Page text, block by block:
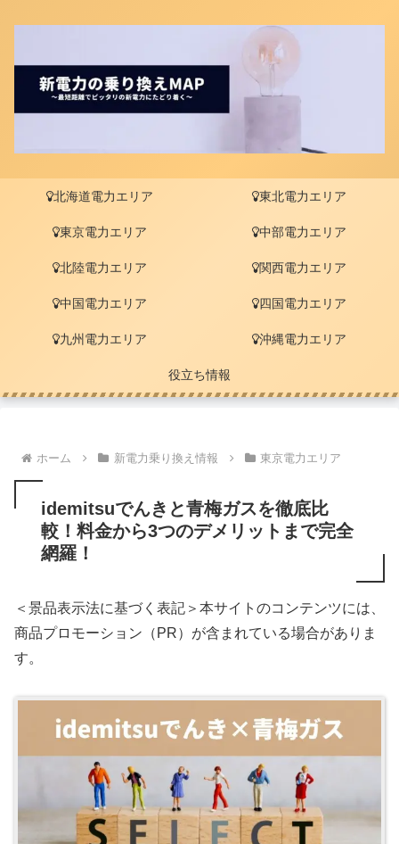
北海道電力エリア 東北電力エリア
東京電力エリア 中部電力エリア
北陸電力エリア 関西電力エリア
中国電力エリア 四国電力エリア
九州電力エリア 沖縄電力エリア
役立ち情報
ホーム 新電力乗り換え情報 東京電力エリア
idemitsuでんきと青梅ガスを徹底比
較！料金から3つのデメリットまで完全
網羅！
＜景品表示法に基づく表記＞本サイトのコンテンツには、
商品プロモーション（PR）が含まれている場合がありま
す。